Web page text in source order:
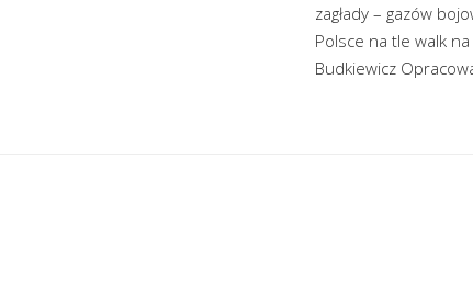
zagłady – gazów
Polsce na tle walk
Budkiewicz